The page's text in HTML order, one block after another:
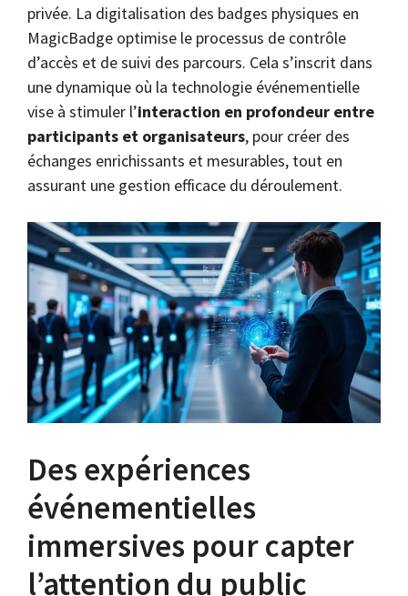
privée. La digitalisation des badges physiques en
MagicBadge optimise le processus de contrôle
d’accès et de suivi des parcours. Cela s’inscrit dans
une dynamique où la technologie événementielle
vise à stimuler l’interaction en profondeur entre
participants et organisateurs, pour créer des
échanges enrichissants et mesurables, tout en
assurant une gestion efficace du déroulement.
Des expériences
événementielles
immersives pour capter
l’attention du public